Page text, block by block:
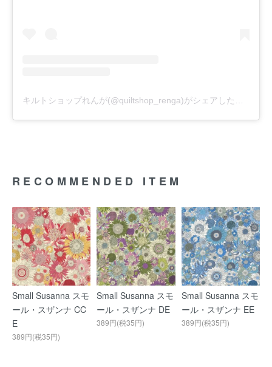
RECOMMENDED ITEM
Small Susanna スモ
ール・スザンナ CC
E
389円(税35円)
Small Susanna スモ
ール・スザンナ DE
389円(税35円)
Small Susanna スモ
ール・スザンナ EE
389円(税35円)